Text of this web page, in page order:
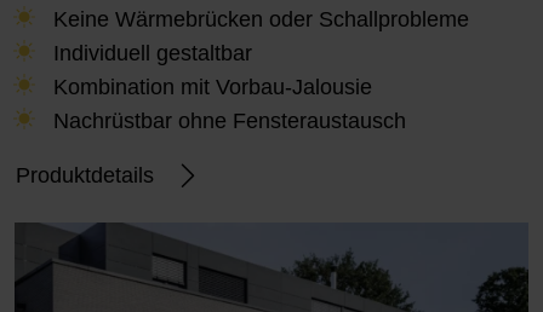
Keine Wärmebrücken oder Schallprobleme
Individuell gestaltbar
Kombination mit Vorbau-Jalousie
Nachrüstbar ohne Fensteraustausch
Produktdetails